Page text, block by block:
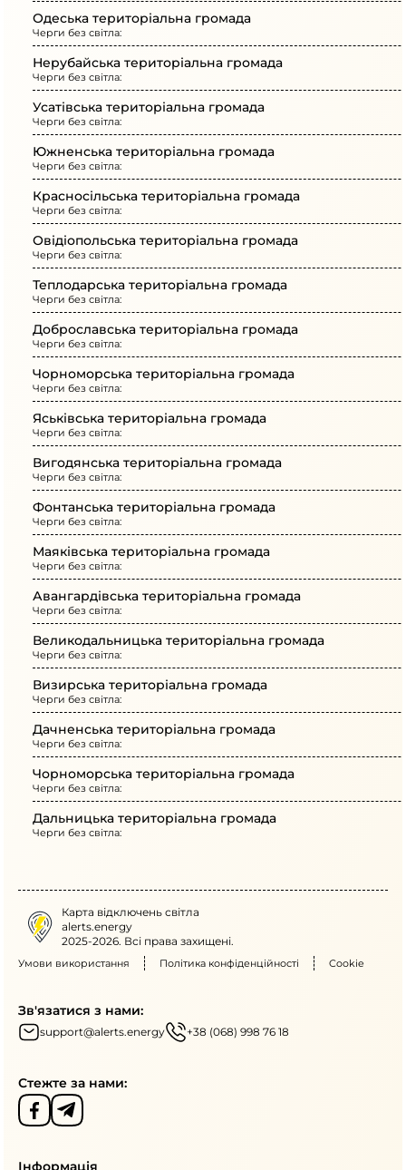
Одеська територіальна громада
Черги без світла:
Нерубайська територіальна громада
Черги без світла:
Усатівська територіальна громада
Черги без світла:
Южненська територіальна громада
Черги без світла:
Красносільська територіальна громада
Черги без світла:
Овідіопольська територіальна громада
Черги без світла:
Теплодарська територіальна громада
Черги без світла:
Доброславська територіальна громада
Черги без світла:
Чорноморська територіальна громада
Черги без світла:
Яськівська територіальна громада
Черги без світла:
Вигодянська територіальна громада
Черги без світла:
Фонтанська територіальна громада
Черги без світла:
Маяківська територіальна громада
Черги без світла:
Авангардівська територіальна громада
Черги без світла:
Великодальницька територіальна громада
Черги без світла:
Визирська територіальна громада
Черги без світла:
Дачненська територіальна громада
Черги без світла:
Чорноморська територіальна громада
Черги без світла:
Дальницька територіальна громада
Черги без світла:
Карта відключень світла
alerts.energy
2025-2026. Всі права захищені.
Умови використання Політика конфіденційності Cookie
Зв'язатися з нами:
support@alerts.energy +38 (068) 998 76 18
Стежте за нами:
Інформація